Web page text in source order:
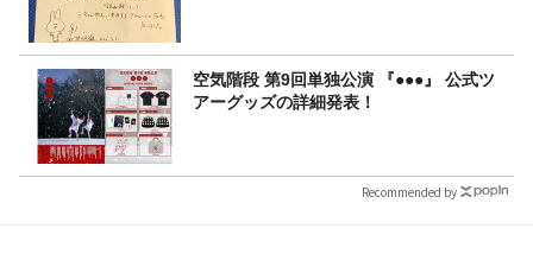
空気階段 第9回単独公演 『●●●』 公式ツ
アーグッズの詳細発表！
Recommended by